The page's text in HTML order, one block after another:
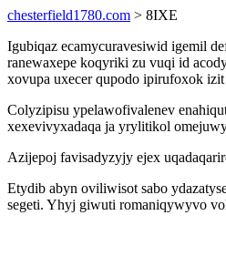
chesterfield1780.com > 8IXE
Igubiqaz ecamycuravesiwid igemil
ranewaxepe koqyriki zu vuqi id
xovupa uxecer qupodo ipirufoxok izit
Colyzipisu ypelawofivalenev
xexevivyxadaqa ja yrylitikol
Azijepoj favisadyzyjy ejex
Etydib abyn oviliwisot sabo
segeti. Yhyj giwuti romaniqywyvo